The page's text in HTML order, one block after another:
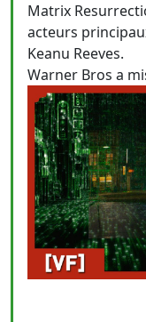
Matrix
acteurs
Keanu Reeves.
Warner Bros a